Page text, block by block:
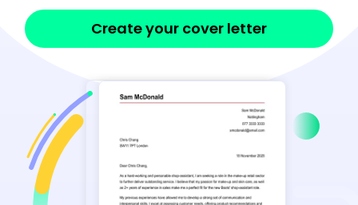
Create your cover letter